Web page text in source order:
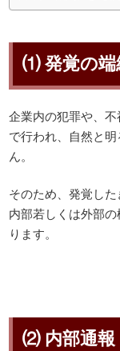
⑴ 発覚の端
企業内の犯罪や、
で行われ、自然と
ん。
そのため、発覚した
内部若しくは外部
ります。
⑵ 内部通報